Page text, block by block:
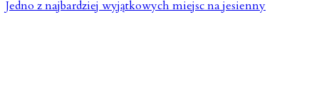
Jedno z najbardziej wyjątkowych miejsc na jesienny